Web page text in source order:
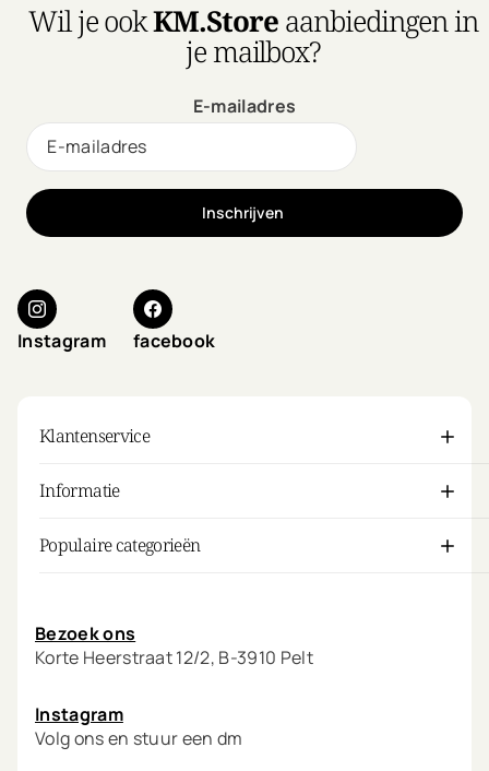
Wil je ookKM.Storeaanbiedingen in
je mailbox?
E-mailadres
Inschrijven
Instagram facebook
Klantenservice
Informatie
Populaire categorieën
Bezoek ons
Korte Heerstraat 12/2, B-3910 Pelt
Instagram
Volg ons en stuur een dm